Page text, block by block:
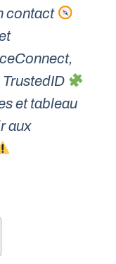
contact
et tableau
aux